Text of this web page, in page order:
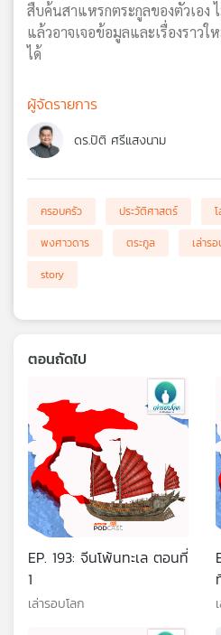
สืบค้นสาแหรกตระกูลของตัวเอง
แล้วอาจเจอข้อมูลและเรื่องราว
ได้
ผู้จัดรายการ
ดร.ปิติ ศรีแสงนาม
ครอบครัว ประวัติศาสตร์
พงศาวดาร
ตระกูล เล่าร
story
ตอนถัดไป
EP. 193: จีนโพ้นทะเล ตอนที่
1
เล่ารอบโลก